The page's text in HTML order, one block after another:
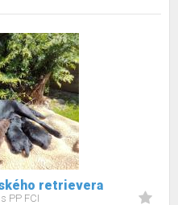
retrievera
s PP FCI